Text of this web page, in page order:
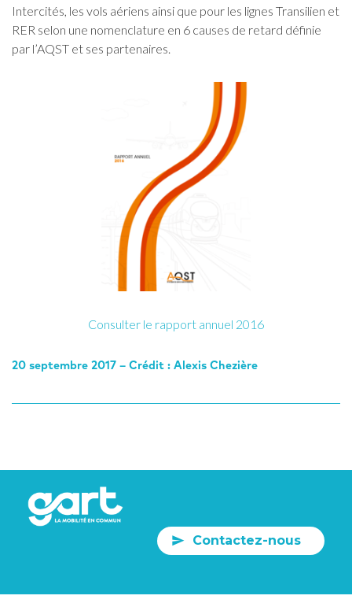
Intercités, les vols aériens ainsi que pour les lignes Transilien et
RER selon une nomenclature en 6 causes de retard définie
par l’AQST et ses partenaires.
Consulter le rapport annuel 2016
20 septembre 2017 – Crédit : Alexis Chezière
Contactez-nous